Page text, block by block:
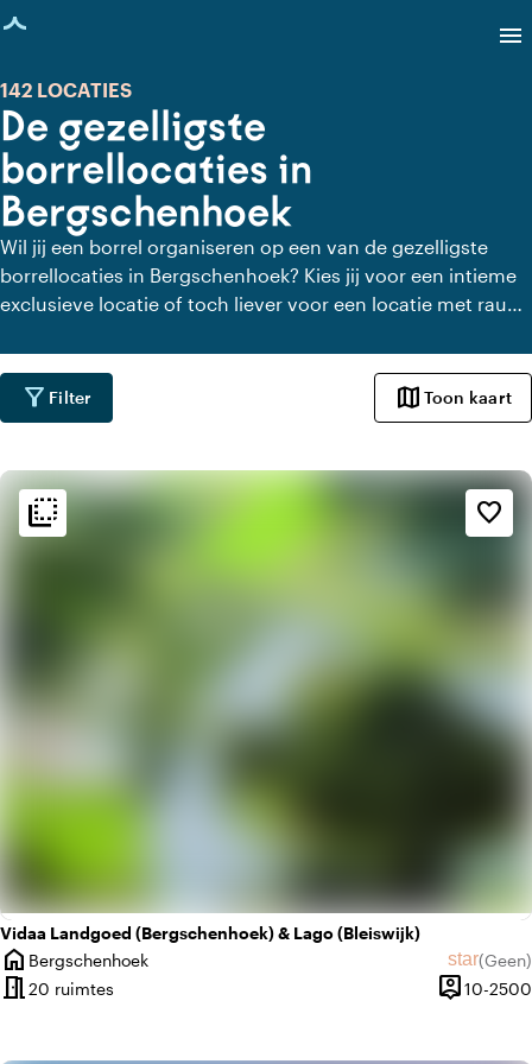
geladen
menu
De gezelligste
borrellocaties in
Bergschenhoek
142 LOCATIES
Wil jij een borrel organiseren op een van de gezelligste
borrellocaties in Bergschenhoek? Kies jij voor een intieme
exclusieve locatie of toch liever voor een locatie met rauw
vind je een lijst met de geschikte locatie om wat te vieren
samen met je collega’s.
filter_alt Filter map Toon kaart
Vidaa Landgoed (Bergschenhoek) & Lago (Bleiswijk)
home
Plaats
Bergschenhoek star(Geen)
Geen
meeting_room20 ruimtes person_pin
Capaciteit
10-2500
flip_to_back favorite_border
flip_to_back Sfeer en esthetiek
palette
Bohemian / Ibiza